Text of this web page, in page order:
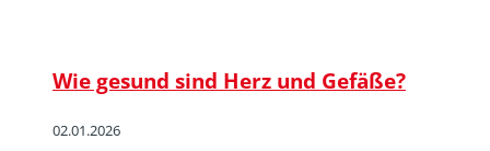
Wie gesund sind Herz und Gefäße?
02.01.2026